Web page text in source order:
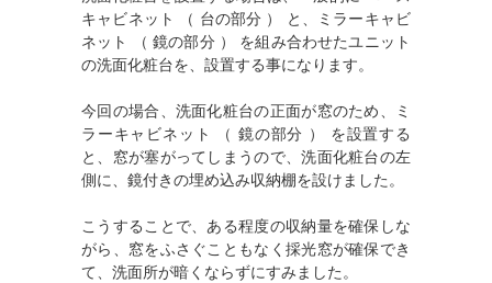
キャビネット （ 台の部分 ） と、ミラーキャビ
ネット （ 鏡の部分 ） を組み合わせたユニット
の洗面化粧台を、設置する事になります。
今回の場合、洗面化粧台の正面が窓のため、ミ
ラーキャビネット （ 鏡の部分 ） を設置する
と、窓が塞がってしまうので、洗面化粧台の左
側に、鏡付きの埋め込み収納棚を設けました。
こうすることで、ある程度の収納量を確保しな
がら、窓をふさぐこともなく採光窓が確保でき
て、洗面所が暗くならずにすみました。